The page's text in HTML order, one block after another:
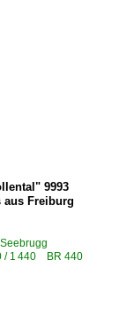
9993
aus Freiburg
Seebrugg
/ 1 440 BR 440